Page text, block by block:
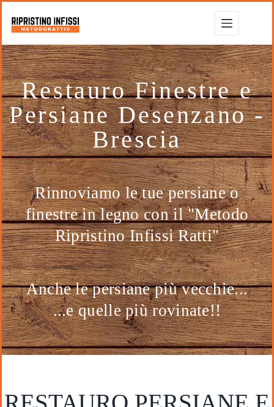
Restauro Finestre e
Persiane Desenzano -
Brescia
Rinnoviamo le tue persiane o
finestre in legno con il "Metodo
Ripristino Infissi Ratti"
Anche le persiane più vecchie...
...e quelle più rovinate!!